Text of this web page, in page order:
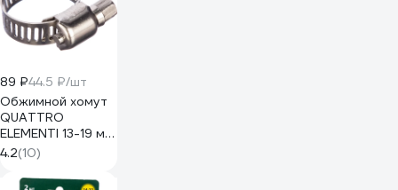
89 ₽44.5 ₽/шт
Обжимной хомут
QUATTRO
ELEMENTI 13-19 мм
нержавеющая
сталь 2 шт 772-
012
4.2(10)